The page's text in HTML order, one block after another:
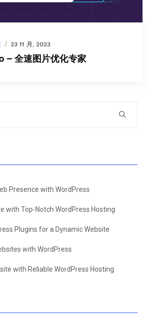
23 11 月, 2023
– 全速图片优化专家
Presence with WordPress
with Top-Notch WordPress Hosting
Plugins for a Dynamic Website
with WordPress
with Reliable WordPress Hosting